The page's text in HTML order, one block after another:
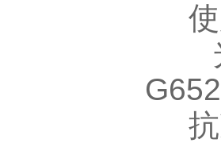
使
光
抗